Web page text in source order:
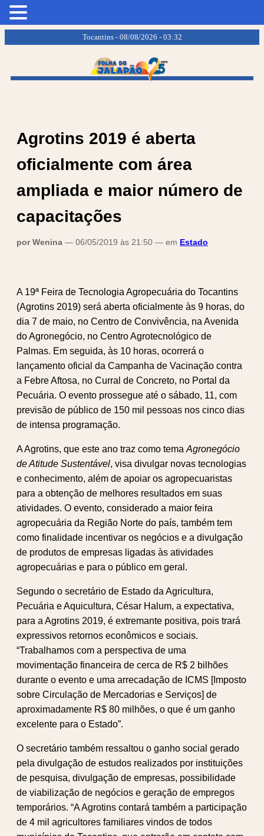
Tocantins - 08/08/2026 - 03:32
Agrotins 2019 é aberta
oficialmente com área
ampliada e maior número de
capacitações
por Wenina — 06/05/2019 às 21:50 — em Estado
A 19ª Feira de Tecnologia Agropecuária do Tocantins
(Agrotins 2019) será aberta oficialmente às 9 horas, do
dia 7 de maio, no Centro de Convivência, na Avenida
do Agronegócio, no Centro Agrotecnológico de
Palmas. Em seguida, às 10 horas, ocorrerá o
lançamento oficial da Campanha de Vacinação contra
a Febre Aftosa, no Curral de Concreto, no Portal da
Pecuária. O evento prossegue até o sábado, 11, com
previsão de público de 150 mil pessoas nos cinco dias
de intensa programação.
A Agrotins, que este ano traz como tema Agronegócio
de Atitude Sustentável, visa divulgar novas tecnologias
e conhecimento, além de apoiar os agropecuaristas
para a obtenção de melhores resultados em suas
atividades. O evento, considerado a maior feira
agropecuária da Região Norte do país, também tem
como finalidade incentivar os negócios e a divulgação
de produtos de empresas ligadas às atividades
agropecuárias e para o público em geral.
Segundo o secretário de Estado da Agricultura,
Pecuária e Aquicultura, César Halum, a expectativa,
para a Agrotins 2019, é extremante positiva, pois trará
expressivos retornos econômicos e sociais.
“Trabalhamos com a perspectiva de uma
movimentação financeira de cerca de R$ 2 bilhões
durante o evento e uma arrecadação de ICMS [Imposto
sobre Circulação de Mercadorias e Serviços] de
aproximadamente R$ 80 milhões, o que é um ganho
excelente para o Estado”.
O secretário também ressaltou o ganho social gerado
pela divulgação de estudos realizados por instituições
de pesquisa, divulgação de empresas, possibilidade
de viabilização de negócios e geração de empregos
temporários. “A Agrotins contará também a participação
de 4 mil agricultores familiares vindos de todos